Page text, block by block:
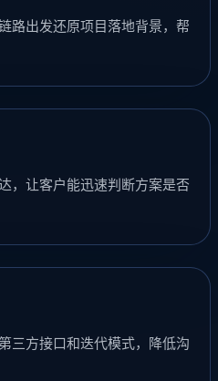
路出发还原项目落地背景，帮
，让客户能迅速判断方案是否
三方接口和迭代模式，降低沟